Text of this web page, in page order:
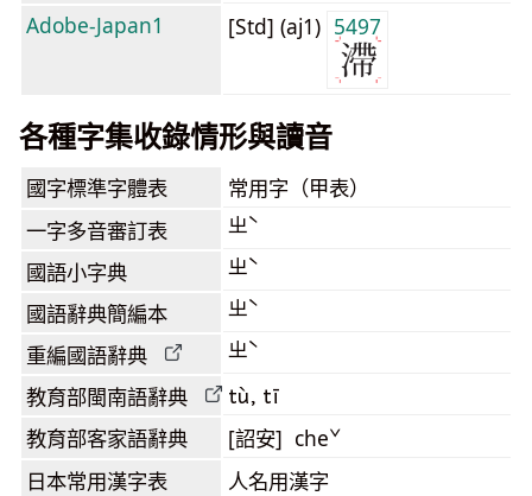
Adobe-Japan1 [Std] (aj1) 5497
各種字集收錄情形與讀音
國字標準字體表 常用字（甲表）
一字多音審訂表 ㄓˋ
國語小字典 ㄓˋ
國語辭典簡編本 ㄓˋ
重編國語辭典 ㄓˋ
教育部閩南語辭典 tù, tī
教育部客家語辭典 [詔安] cheˇ
日本常用漢字表 人名用漢字